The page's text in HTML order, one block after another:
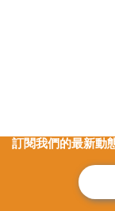
訂閱我們的最新動